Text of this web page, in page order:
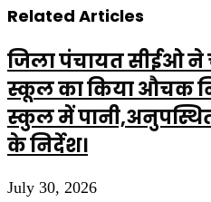
Related Articles
जिला पंचायत सीईओ ने
स्कूल का किया औचक
स्कुल में पानी,अनुपस्थित
के निर्देश।
July 30, 2026